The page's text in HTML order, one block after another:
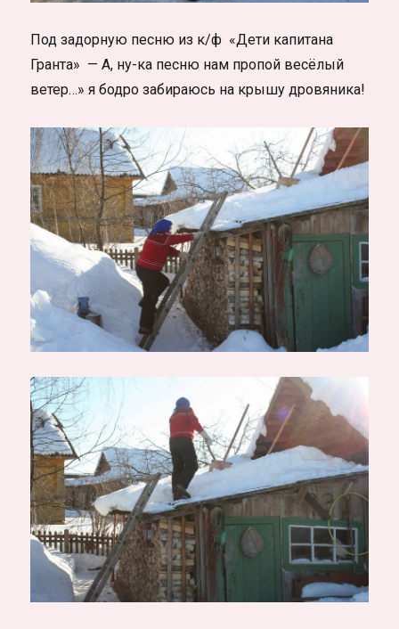
Под задорную песню из к/ф «Дети капитана
Гранта» — А, ну-ка песню нам пропой весёлый
ветер…» я бодро забираюсь на крышу дровяника!